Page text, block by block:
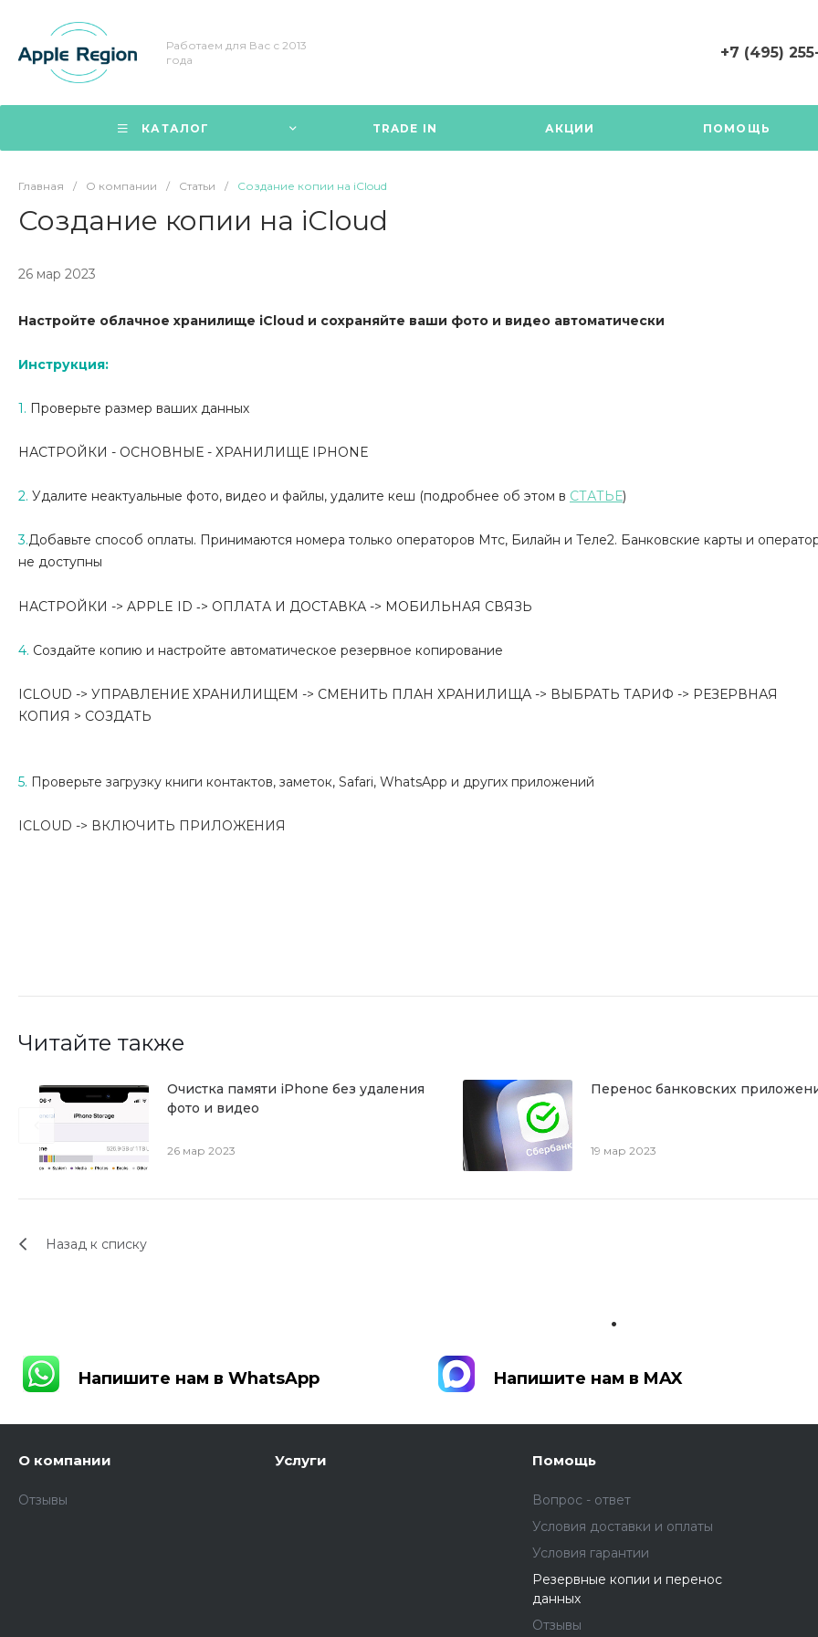
Работаем для Вас с 2013
года
+7 (495)
Багратионовский
КАТАЛОГ TRADE IN АКЦИИ ПОМОЩЬ
Главная / О компании / Статьи / Создание копии на iCloud
Создание копии на iCloud
26 мар 2023
Настройте облачное хранилище iCloud и сохраняйте ваши фото и видео автоматически
Инструкция:
1. Проверьте размер ваших данных
НАСТРОЙКИ - ОСНОВНЫЕ - ХРАНИЛИЩЕ IPHONE
2. Удалите неактуальные фото, видео и файлы, удалите кеш (подробнее об этом в СТАТЬЕ)
3.Добавьте способ оплаты. Принимаются номера только операторов Mтс, Билайн и Теле2. Банковские карты и
не доступны
НАСТРОЙКИ -> APPLE ID -> ОПЛАТА И ДОСТАВКА -> МОБИЛЬНАЯ СВЯЗЬ
4. Создайте копию и настройте автоматическое резервное копирование
ICLOUD -> УПРАВЛЕНИЕ ХРАНИЛИЩЕМ -> СМЕНИТЬ ПЛАН ХРАНИЛИЩА -> ВЫБРАТЬ ТАРИФ -> РЕЗЕРВНАЯ
КОПИЯ > СОЗДАТЬ
5. Проверьте загрузку книги контактов, заметок, Safari, WhatsApp и других приложений
ICLOUD -> ВКЛЮЧИТЬ ПРИЛОЖЕНИЯ
Читайте также
Очистка памяти iPhone без удаления
фото и видео
26 мар 2023
Перенос банковских
19 мар 2023
Назад к списку
.
Напишите нам в WhatsApp Напишите нам в MAX
О компании
Отзывы
Услуги Помощь
Вопрос - ответ
Условия доставки и оплаты
Условия гарантии
Резервные копии и перенос
данных
Отзывы